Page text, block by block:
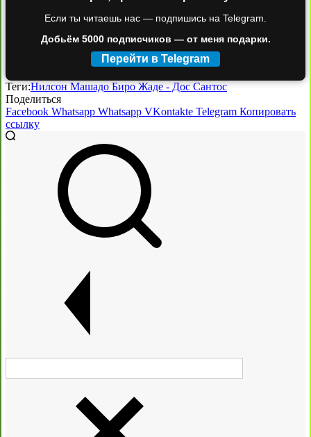
Если ты читаешь нас — подпишись на Telegram.
Добьём 5000 подписчиков — от меня подарки.
Перейти в Telegram
Теги:Нилсон Машадо Биро Жаде - Дос Сантос
Поделиться
Facebook Whatsapp Whatsapp VKontakte Telegram Копировать
ссылку